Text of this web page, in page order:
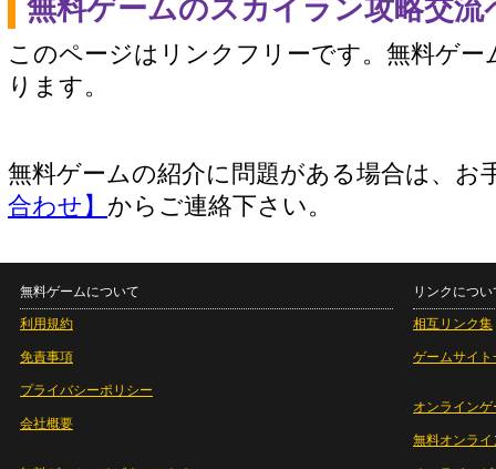
無料ゲームのスカイラン攻略交
このページはリンクフリーです。無料ゲー
ります。
無料ゲームの紹介に問題がある場合は、お
合わせ】 からご連絡下さい。
無料ゲームについて
利用規約
免責事項
プライバシーポリシー
会社概要
リンクについ
相互リンク集
ゲームサイト
オンラインゲ
無料オンライ